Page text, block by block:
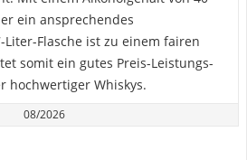
ein ansprechendes
Liter-Flasche ist zu einem fairen
somit ein gutes Preis-Leistungs-
hochwertiger Whiskys.
08/2026